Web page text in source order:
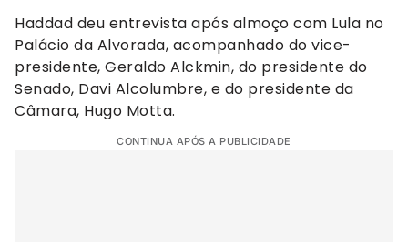
Haddad deu entrevista após almoço com Lula no
Palácio da Alvorada, acompanhado do vice-
presidente, Geraldo Alckmin, do presidente do
Senado, Davi Alcolumbre, e do presidente da
Câmara, Hugo Motta.
CONTINUA APÓS A PUBLICIDADE